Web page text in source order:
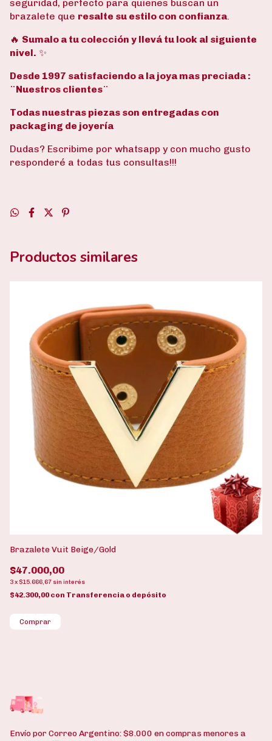
seguridad, perfecto para quienes buscan un
brazalete que resalte su estilo con confianza.
🔥 Sumalo a tu colección y llevá tu look al siguiente
nivel. ✨
Desde 1997 satisfaciendo a la joya mas preciada :
¨Nuestros clientes¨​ ​
Todas nuestras piezas son entregadas con
packaging de joyería
Dudas? Escribime por whatsapp y con mucho gusto
responderé a todas tus consultas!!! ​
Productos similares
Brazalete Vuit Beige/Gold
$47.000,00
3x $15.666,67 sin interés
$42.300,00 con Transferencia o depósito
Comprar
Envío por Correo Argentino: $8.000 en compras menores a